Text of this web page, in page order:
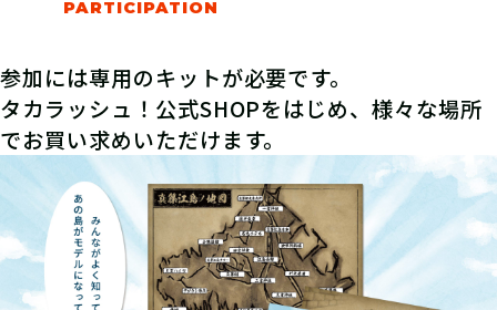
参加には専用のキットが必要です。
タカラッシュ！公式SHOPをはじめ、様々な場所
でお買い求めいただけます。